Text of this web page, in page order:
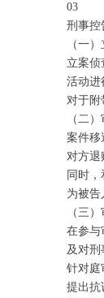
03
刑事控
（一
立案侦
活动进
对于附
（二
案件移
对方退
同时
为被告
（三
在参与
及对刑
针对庭
提出抗